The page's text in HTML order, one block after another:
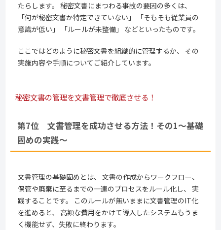
たらします。 秘密文書にまつわる事故の要因の多くは、
「何が秘密文書か特定できていない」 「そもそも従業員の
意識が低い」 「ルールが未整備」 などといったものです。
ここではどのように秘密文書を組織的に管理するか、 その
実施内容や手順についてご紹介しています。
秘密文書の管理を文書管理で徹底させる！
第7位 文書管理を成功させる方法！その1～基礎
固めの実践～
文書管理の基礎固めとは、 文書の作成からワークフロー、
保管や廃棄に至るまでの一連のプロセスをルール化し、 実
践することです。 このルールが無いままに文書管理のIT化
を進めると、 高額な費用をかけて導入したシステムもうま
く機能せず、失敗に終わります。